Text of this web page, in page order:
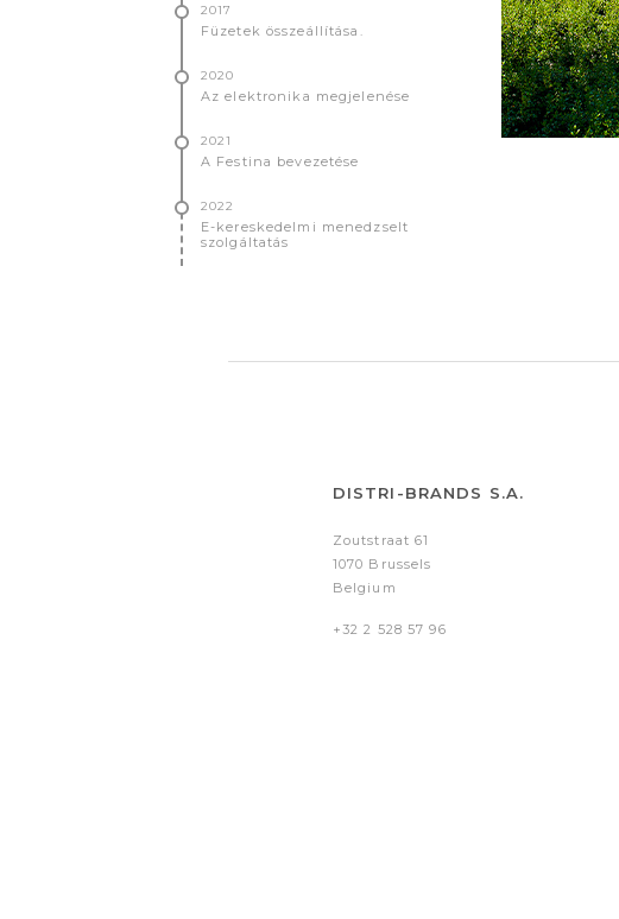
2017
Füzetek összeállítása.
2020
Az elektronika megjelenése
2021
A Festina bevezetése
2022
E-kereskedelmi menedzselt
szolgáltatás
DISTRI-BRANDS S.A.
Zoutstraat 61
1070 Brussels
Belgium
+32 2 528 57 96